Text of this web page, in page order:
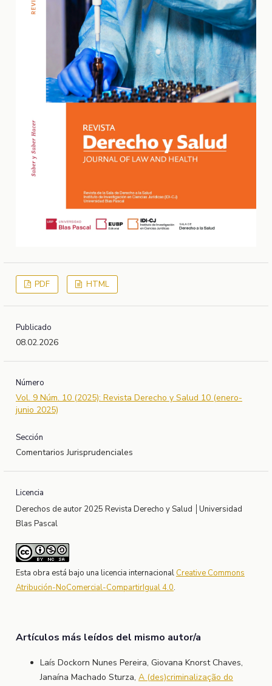
PDF HTML
Publicado
08.02.2026
Número
Vol. 9 Núm. 10 (2025): Revista Derecho y Salud 10 (enero-
junio 2025)
Sección
Comentarios Jurisprudenciales
Licencia
Derechos de autor 2025 Revista Derecho y Salud │Universidad
Blas Pascal
Esta obra está bajo una licencia internacional Creative Commons
Atribución-NoComercial-CompartirIgual 4.0.
Artículos más leídos del mismo autor/a
Laís Dockorn Nunes Pereira, Giovana Knorst Chaves,
Janaína Machado Sturza, A (des)criminalização do